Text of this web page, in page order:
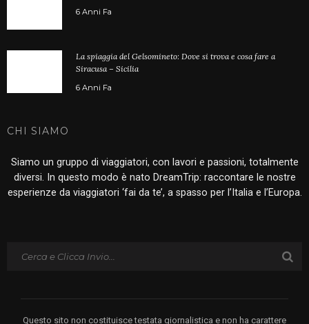
6 Anni Fa
La spiaggia del Gelsomineto: Dove si trova e cosa fare a
Siracusa – Sicilia
6 Anni Fa
CHI SIAMO
Siamo un gruppo di viaggiatori, con lavori e passioni, totalmente
diversi. In questo modo è nato DreamTrip: raccontare le nostre
esperienze da viaggiatori ‘fai da te’, a spasso per l’Italia e l’Europa.
Questo sito non costituisce testata giornalistica e non ha carattere